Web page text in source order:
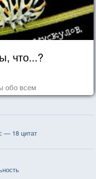
что...?
обо всем
— 18 цитат